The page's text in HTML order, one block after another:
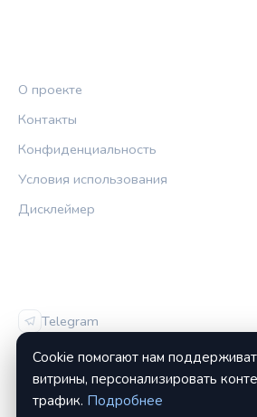
О проекте
Контакты
Конфиденциальность
Условия использования
Дисклеймер
Telegram
Vk
Cookie помогают нам
витрины, персонализировать
трафик. Подробнее